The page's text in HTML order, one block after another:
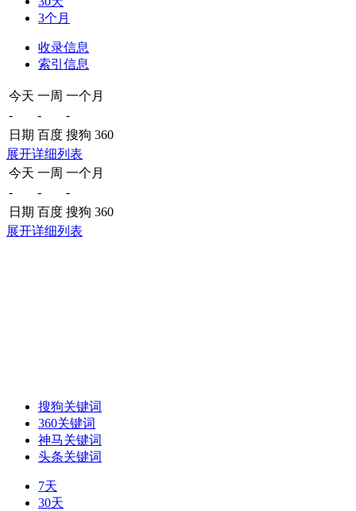
3个月
收录信息
索引信息
今天 一周 一个月
-
-
-
日期 百度 搜狗 360
展开详细列表
今天 一周 一个月
-
-
-
日期 百度 搜狗 360
展开详细列表
搜狗关键词
360关键词
神马关键词
头条关键词
7天
30天